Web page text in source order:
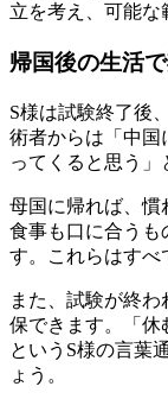
立を考え、可能な
帰国後の生活
S様は試験終了後
術者からは「中国
ってくると思う」
母国に帰れば、慣
食事も口に合うも
す。これらはすべ
また、試験が終
保できます。「休
というS様の言葉
ょう。